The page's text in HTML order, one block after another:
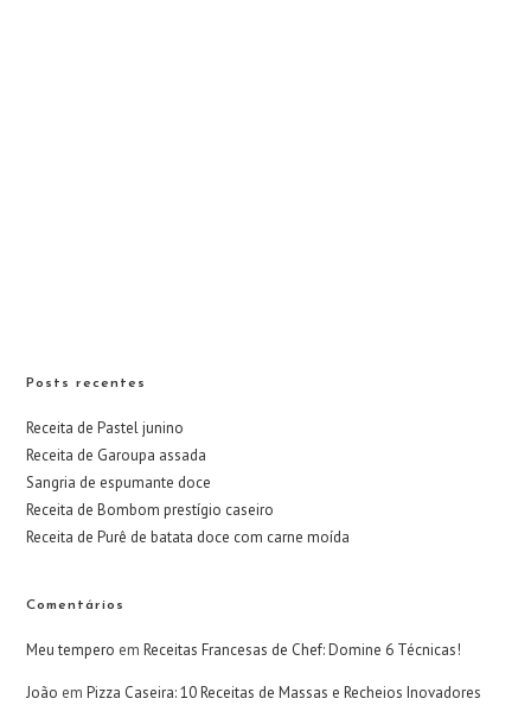
Posts recentes
Receita de Pastel junino
Receita de Garoupa assada
Sangria de espumante doce
Receita de Bombom prestígio caseiro
Receita de Purê de batata doce com carne moída
Comentários
Meu tempero emReceitas Francesas de Chef: Domine 6 Técnicas!
João emPizza Caseira: 10 Receitas de Massas e Recheios Inovadores